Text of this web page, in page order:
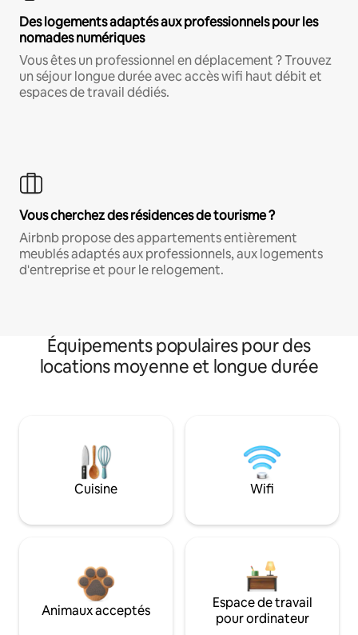
Des logements adaptés aux professionnels pour les
nomades numériques
Vous êtes un professionnel en déplacement ? Trouvez
un séjour longue durée avec accès wifi haut débit et
espaces de travail dédiés.
Vous cherchez des résidences de tourisme ?
Airbnb propose des appartements entièrement
meublés adaptés aux professionnels, aux logements
d'entreprise et pour le relogement.
Équipements populaires pour des
locations moyenne et longue durée
Cuisine Wifi
Animaux acceptés
Espace de travail
pour ordinateur